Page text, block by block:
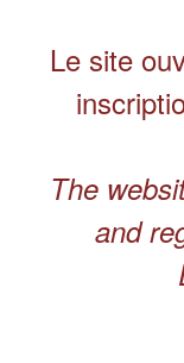
Le site
The
and